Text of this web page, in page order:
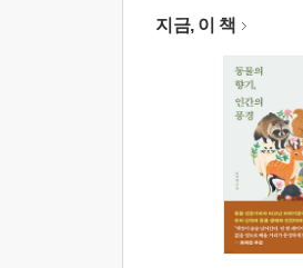
지금, 이 책